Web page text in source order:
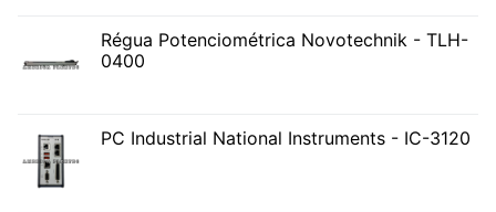
Régua Potenciométrica Novotechnik - TLH-
0400
PC Industrial National Instruments - IC-3120